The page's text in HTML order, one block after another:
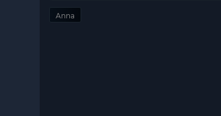
người duy nhất mà Yoo Mi tin tưởng.
Anna